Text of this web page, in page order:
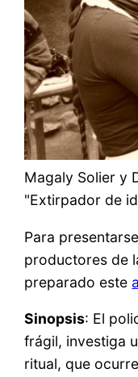
Magaly Solier y
"Extirpador de
Para
productores de
preparado este
Sinopsis: El
frágil, investiga
ritual, que